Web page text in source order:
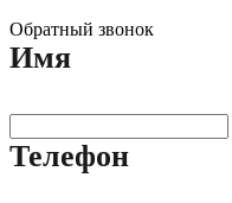
Обратный звонок
Имя
Телефон